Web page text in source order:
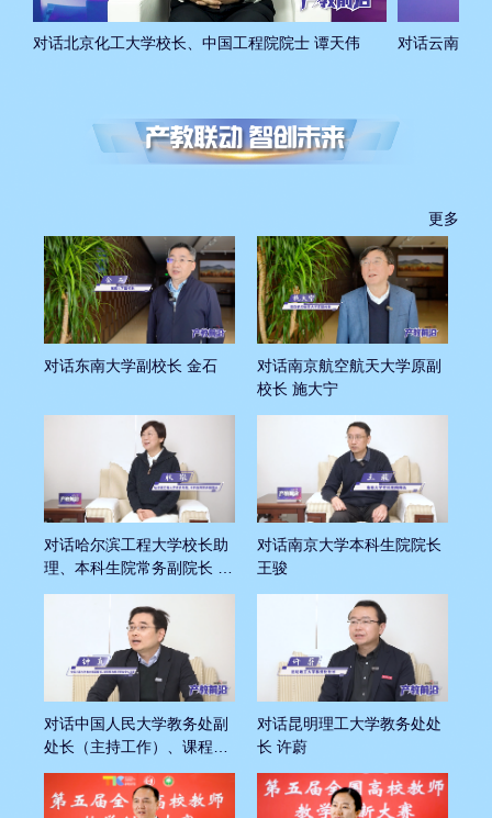
对话北京化工大学校长、中国工程院院士 谭天伟 对话云南中
更多
对话东南大学副校长 金石
对话南京航空航天大学原副
校长 施大宁
对话哈尔滨工程大学校长助
理、本科生院常务副院长 耿
敬
对话南京大学本科生院院长
王骏
对话中国人民大学教务处副
处长（主持工作）、课程思
政教学研究中心主任 钟真
对话昆明理工大学教务处处
长 许蔚